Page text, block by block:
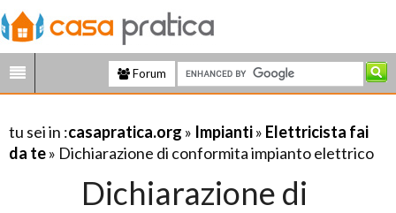
Forum
tu sei in :casapratica.org » Impianti» Elettricista fai
da te» Dichiarazione di conformita impianto elettrico
Dichiarazione di